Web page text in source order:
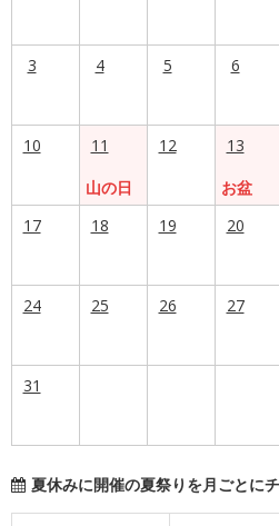
3 4 5 6
10
11
山の日
12
13
お盆
17
18 19 20
24 25 26 27
31
夏休みに開催の夏祭りを月ごとに